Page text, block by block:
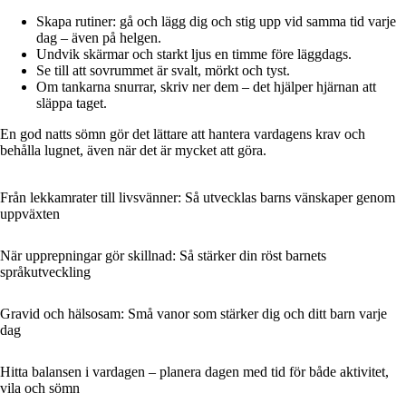
Skapa rutiner: gå och lägg dig och stig upp vid samma tid varje
dag – även på helgen.
Undvik skärmar och starkt ljus en timme före läggdags.
Se till att sovrummet är svalt, mörkt och tyst.
Om tankarna snurrar, skriv ner dem – det hjälper hjärnan att
släppa taget.
En god natts sömn gör det lättare att hantera vardagens krav och
behålla lugnet, även när det är mycket att göra.
Från lekkamrater till livsvänner: Så utvecklas barns vänskaper genom
uppväxten
När upprepningar gör skillnad: Så stärker din röst barnets
språkutveckling
Gravid och hälsosam: Små vanor som stärker dig och ditt barn varje
dag
Hitta balansen i vardagen – planera dagen med tid för både aktivitet,
vila och sömn